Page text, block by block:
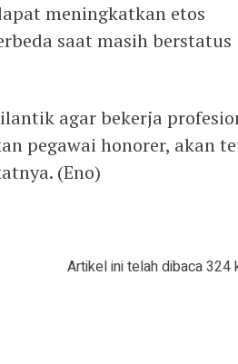
meningkatkan etos
saat masih berstatus
agar bekerja
pegawai honorer, akan
(Eno)
Artikel ini telah dibaca 324